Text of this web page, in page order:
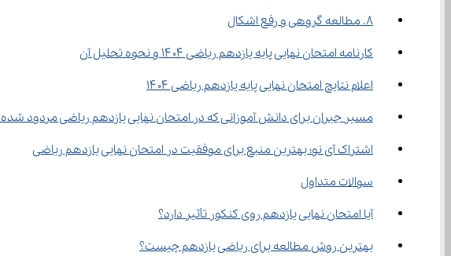
۸. مطالعه گروهی و رفع اشکال
کارنامه امتحان نهایی پایه یازدهم ریاضی ۱۴۰۴ و نحوه تحلیل آن
اعلام نتایج امتحان نهایی پایه یازدهم ریاضی ۱۴۰۴
مسیر جبران برای دانش آموزانی که در امتحان نهایی یازدهم ریاضی مردود شده‌اند
اشتراک آی نو؛ بهترین منبع برای موفقیت در امتحان نهایی یازدهم ریاضی
سوالات متداول
آیا امتحان نهایی یازدهم روی کنکور تأثیر دارد؟
بهترین روش مطالعه برای ریاضی یازدهم چیست؟